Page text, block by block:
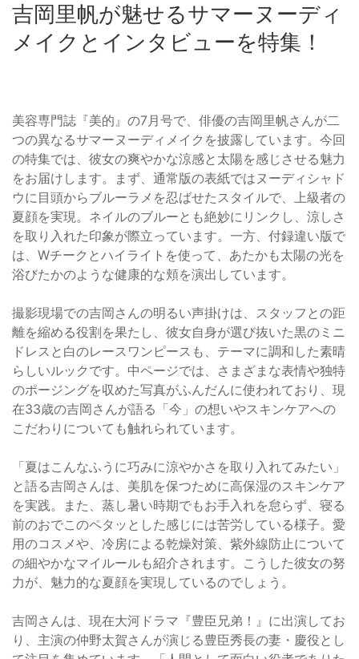
吉岡里帆が魅せるサマーヌーディ
メイクとインタビューを特集！
美容専門誌『美的』の7月号で、俳優の吉岡里帆さんが二
つの異なるサマーヌーディメイクを披露しています。今回
の特集では、彼女の爽やかな涼感と太陽を感じさせる魅力
をお届けします。まず、通常版の表紙ではヌーディシャド
ウに目頭からブルーラメを忍ばせたスタイルで、上級者の
夏顔を実現。ネイルのブルーとも絶妙にリンクし、涼しさ
を取り入れた印象が際立っています。一方、付録違い版で
は、Wチークとハイライトを使って、あたかも太陽の光を
浴びたかのような健康的な頬を演出しています。
撮影現場での吉岡さんの明るい声掛けは、スタッフとの距
離を縮める役割を果たし、彼女自身が選び抜いた黒のミニ
ドレスと白のレースワンピースも、テーマに調和した素晴
らしいルックです。中ページでは、さまざまな表情や独特
のポージングを収めた写真がふんだんに使われており、現
在33歳の吉岡さんが語る「今」の想いやスキンケアへの
こだわりについても触れられています。
「夏はこんなふうに巧みに涼やかさを取り入れてみたい」
と語る吉岡さんは、美肌を保つために高保湿のスキンケア
を実践。また、蒸し暑い時期でもお手入れを怠らず、寝る
前のおでこのペタッとした感じには苦労している様子。愛
用のコスメや、冷房による乾燥対策、紫外線防止について
の細やかなマイルールも紹介されます。こうした彼女の努
力が、魅力的な夏顔を実現しているのでしょう。
吉岡さんは、現在大河ドラマ『豊臣兄弟！』に出演してお
り、主演の仲野太賀さんが演じる豊臣秀長の妻・慶役とし